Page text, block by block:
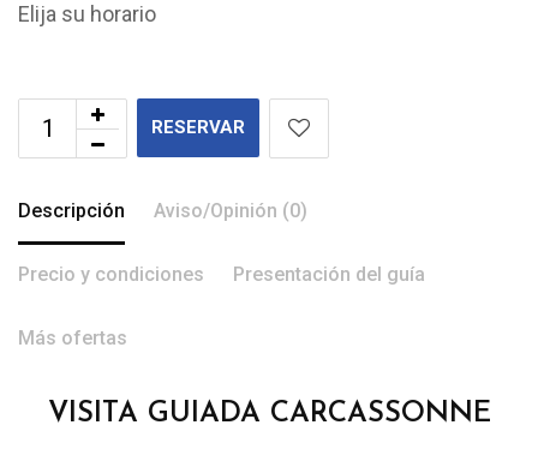
Elija su horario
RESERVAR
Descripción Aviso/Opinión (0)
Precio y condiciones Presentación del guía
Más ofertas
VISITA GUIADA CARCASSONNE